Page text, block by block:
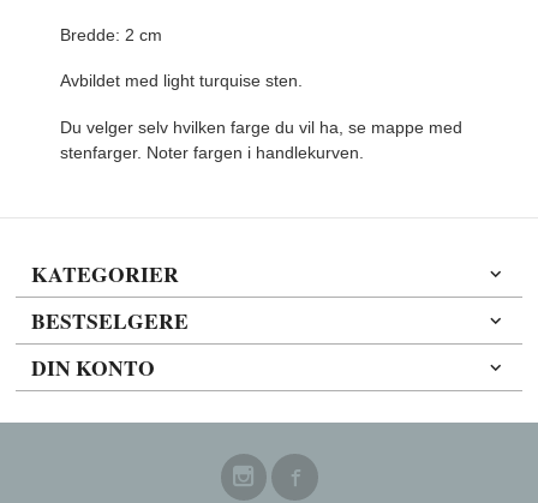
Bredde: 2 cm
Avbildet med light turquise sten.
Du velger selv hvilken farge du vil ha, se mappe med
stenfarger. Noter fargen i handlekurven.
KATEGORIER
BESTSELGERE
DIN KONTO